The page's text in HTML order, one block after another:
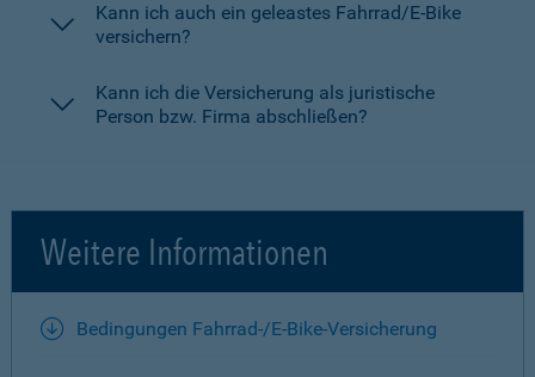
Kann ich auch ein geleastes Fahrrad/E-Bike
versichern?
Kann ich die Versicherung als juristische
Person bzw. Firma abschließen?
Weitere Informationen
Bedingungen Fahrrad-/E-Bike-Versicherung